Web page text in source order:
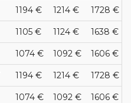
1194 € 1214 € 1728 €
1105 € 1124 € 1638 €
1074 € 1092 € 1606 €
1194 € 1214 € 1728 €
1074 € 1092 € 1606 €